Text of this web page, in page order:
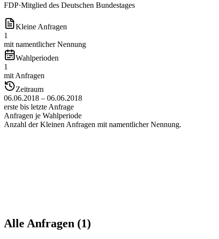
FDP·Mitglied des Deutschen Bundestages
Kleine Anfragen
1
mit namentlicher Nennung
Wahlperioden
1
mit Anfragen
Zeitraum
06.06.2018 – 06.06.2018
erste bis letzte Anfrage
Anfragen je Wahlperiode
Anzahl der Kleinen Anfragen mit namentlicher Nennung.
Alle Anfragen (1)